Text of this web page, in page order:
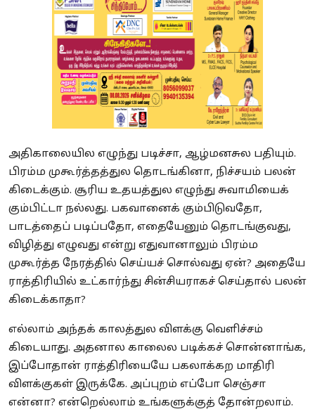
அதிகாலையில எழுந்து படிச்சா, ஆழ்மனசுல பதியும்.
பிரம்ம முகூர்த்தத்துல தொடங்கினா, நிச்சயம் பலன்
கிடைக்கும். சூரிய உதயத்துல எழுந்து சுவாமியைக்
கும்பிட்டா நல்லது. பகவானைக் கும்பிடுவதோ,
பாடத்தைப் படிப்பதோ, எதையேனும் தொடங்குவது,
விழித்து எழுவது என்று எதுவானாலும் பிரம்ம
முகூர்த்த நேரத்தில் செய்யச் சொல்வது ஏன்? அதையே
ராத்திரியில் உட்கார்ந்து சின்சியராகச் செய்தால் பலன்
கிடைக்காதா?
எல்லாம் அந்தக் காலத்துல விளக்கு வெளிச்சம்
கிடையாது. அதனால காலைல படிக்கச் சொன்னாங்க,
இப்போதான் ராத்திரியையே பகலாக்கற மாதிரி
விளக்குகள் இருக்கே. அப்புறம் எப்போ செஞ்சா
என்னா? என்றெல்லாம் உங்களுக்குத் தோன்றலாம்.